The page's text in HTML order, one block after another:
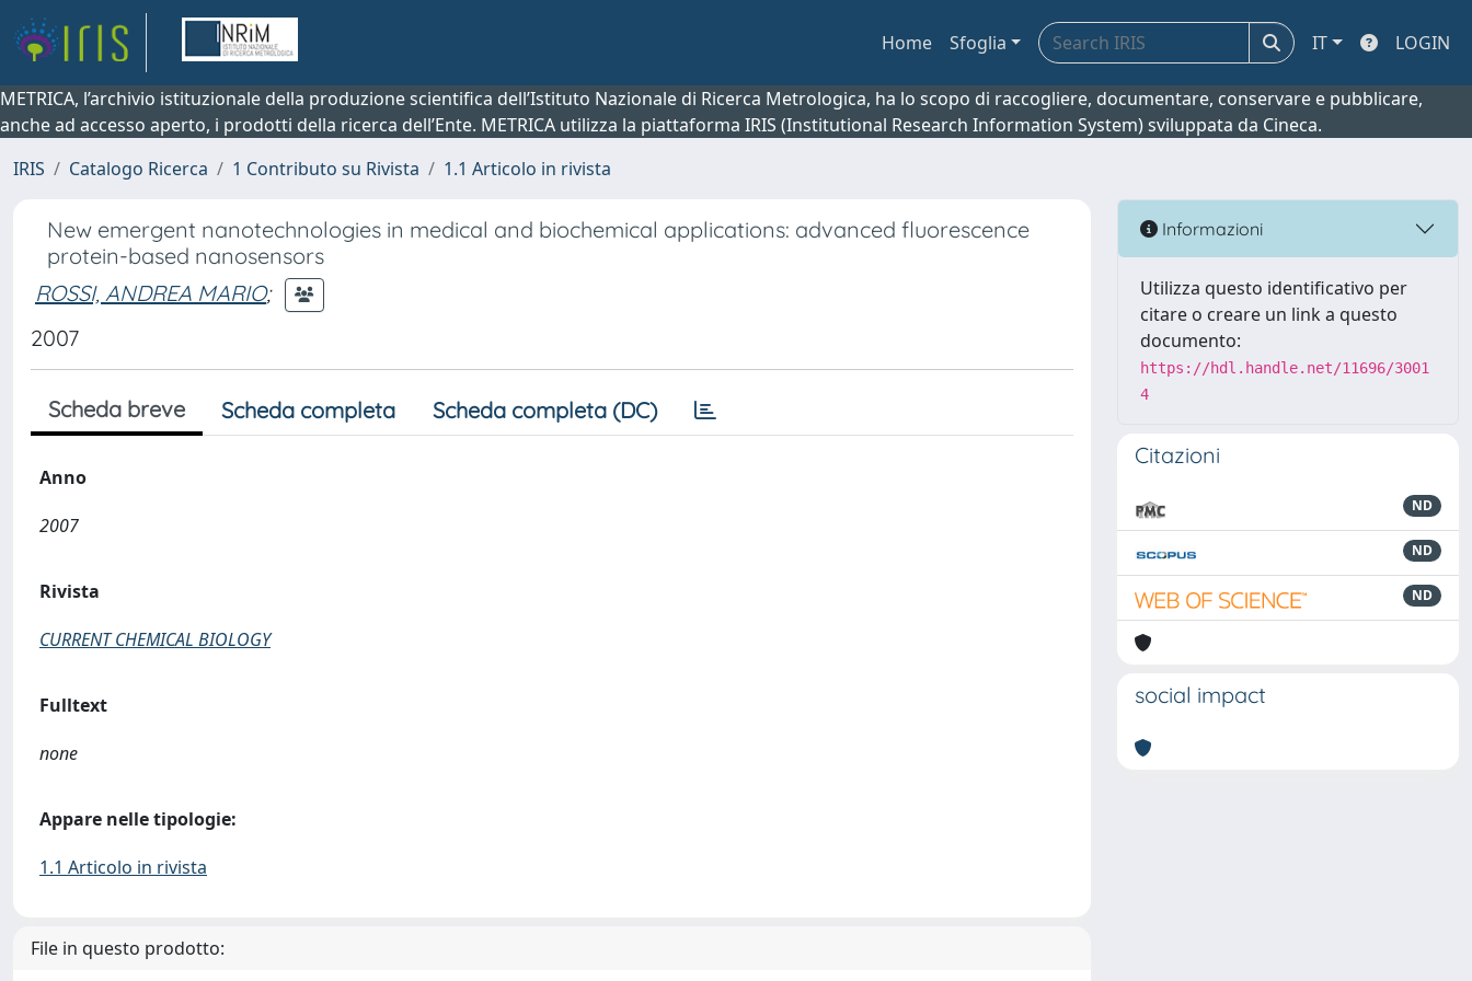
Home Sfoglia IT LOGIN
METRICA, l’archivio istituzionale della produzione scientifica dell’Istituto Nazionale di Ricerca Metrologica, ha lo scopo di raccogliere, documentare, conservare e pubblicare,
anche ad accesso aperto, i prodotti della ricerca dell’Ente. METRICA utilizza la piattaforma IRIS (Institutional Research Information System) sviluppata da Cineca.
IRIS
Catalogo Ricerca 1 Contributo su Rivista 1.1 Articolo in rivista
New emergent nanotechnologies in medical and biochemical applications: advanced fluorescence
protein-based nanosensors
ROSSI, ANDREA MARIO;
2007
Scheda breve Scheda completa Scheda completa (DC)
Anno
2007
Rivista
CURRENT CHEMICAL BIOLOGY
Fulltext
none
Appare nelle tipologie:
1.1 Articolo in rivista
File in questo prodotto:
Informazioni
Utilizza questo identificativo per
citare o creare un link a questo
documento:
https://hdl.handle.net/11696/3001
4
Citazioni
ND
ND
ND
social impact